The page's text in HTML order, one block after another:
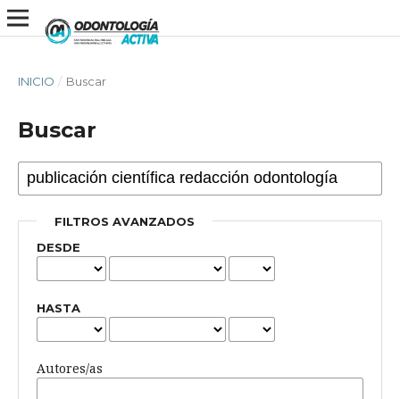
INICIO / Buscar
Buscar
FILTROS AVANZADOS
DESDE
HASTA
Autores/as